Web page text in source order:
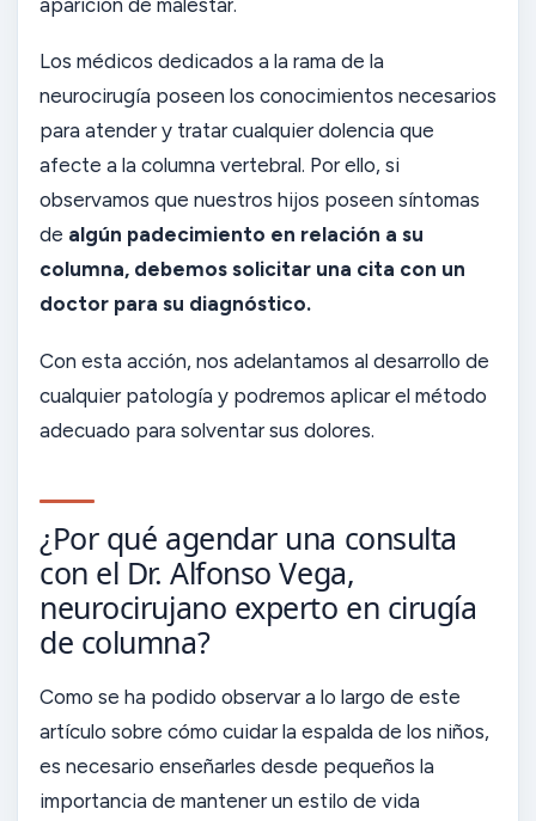
Los médicos dedicados a la rama de la
neurocirugía poseen los conocimientos necesarios
para atender y tratar cualquier dolencia que
afecte a la columna vertebral. Por ello, si
observamos que nuestros hijos poseen síntomas
de algún padecimiento en relación a su
columna, debemos solicitar una cita con un
doctor para su diagnóstico.
Con esta acción, nos adelantamos al desarrollo de
cualquier patología y podremos aplicar el método
adecuado para solventar sus dolores.
¿Por qué agendar una consulta
con el Dr. Alfonso Vega,
neurocirujano experto en cirugía
de columna?
Como se ha podido observar a lo largo de este
artículo sobre cómo cuidar la espalda de los niños,
es necesario enseñarles desde pequeños la
importancia de mantener un estilo de vida